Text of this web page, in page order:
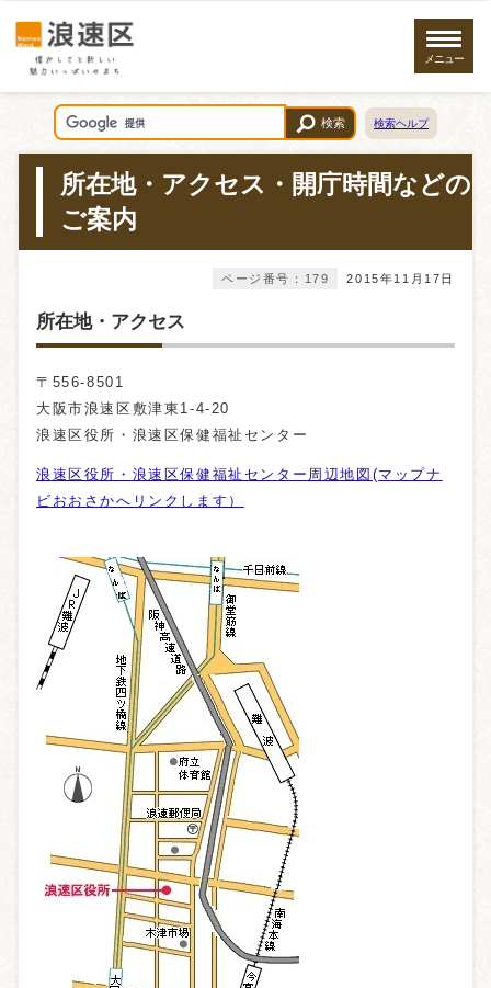
メニュー
検索 検索ヘルプ
所在地・アクセス・開庁時間などの
ご案内
2015年11月17日
ページ番号：179
所在地・アクセス
〒556-8501
大阪市浪速区敷津東1-4-20
浪速区役所・浪速区保健福祉センター
浪速区役所・浪速区保健福祉センター周辺地図(マップナ
ビおおさかへリンクします）